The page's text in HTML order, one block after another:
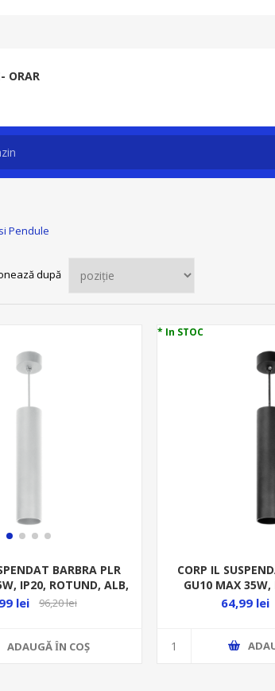
ORAR
Pendule
după
BARBRA PLR
IP20, ROTUND, ALB,
ALUMINIU
lei 96,20 lei
ADAUGĂ ȊN COŞ
* In STOC
CORP IL
GU10 MAX
NEGRU,
64,99 lei